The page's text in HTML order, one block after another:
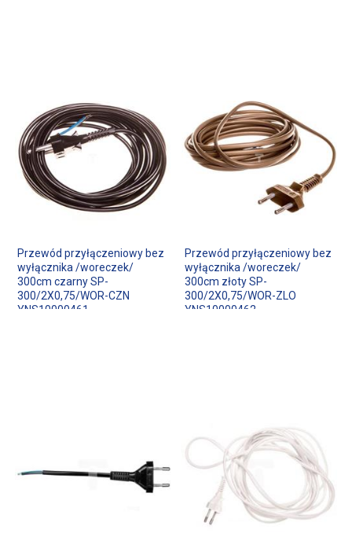
Przewód przyłączeniowy bez
wyłącznika /woreczek/
300cm czarny SP-
300/2X0,75/WOR-CZN
YNS10000461
Przewód przyłączeniowy bez
wyłącznika /woreczek/
300cm złoty SP-
300/2X0,75/WOR-ZLO
YNS10000462